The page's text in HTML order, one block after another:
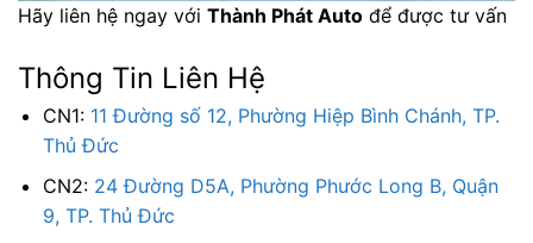
Hãy liên hệ ngay với Thành Phát Auto để được tư vấn
Thông Tin Liên Hệ
CN1: 11 Đường số 12, Phường Hiệp Bình Chánh, TP.
Thủ Đức
CN2: 24 Đường D5A, Phường Phước Long B, Quận
9, TP. Thủ Đức